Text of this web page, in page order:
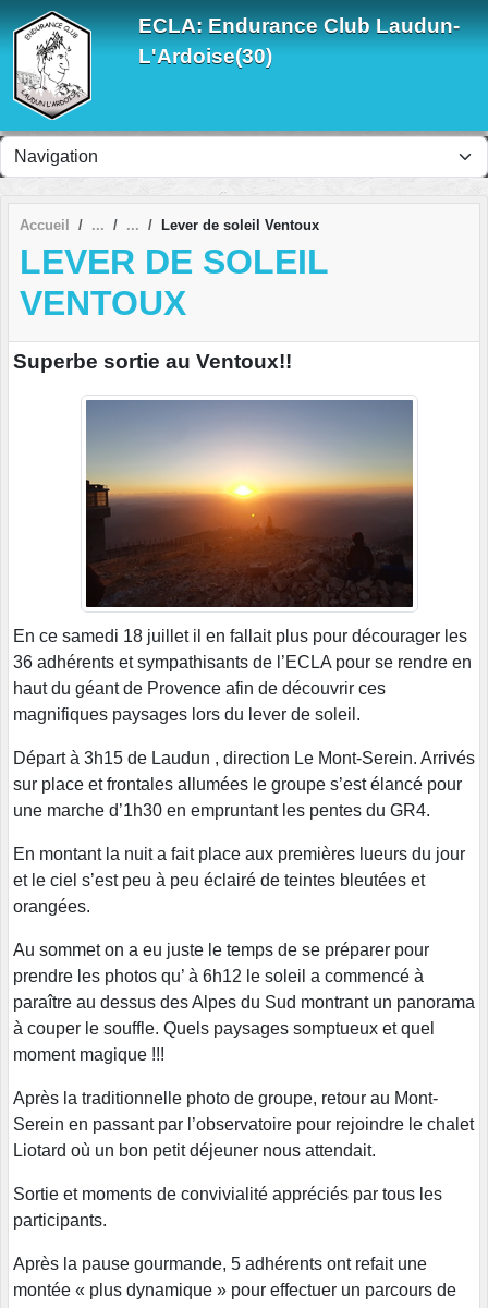
ECLA: Endurance Club Laudun-
L'Ardoise(30)
Accueil Lever de soleil Ventoux
LEVER DE SOLEIL
VENTOUX
Superbe sortie au Ventoux!!
En ce samedi 18 juillet il en fallait plus pour décourager les
36 adhérents et sympathisants de l’ECLA pour se rendre en
haut du géant de Provence afin de découvrir ces
magnifiques paysages lors du lever de soleil.
Départ à 3h15 de Laudun , direction Le Mont-Serein. Arrivés
sur place et frontales allumées le groupe s’est élancé pour
une marche d’1h30 en empruntant les pentes du GR4.
En montant la nuit a fait place aux premières lueurs du jour
et le ciel s’est peu à peu éclairé de teintes bleutées et
orangées.
Au sommet on a eu juste le temps de se préparer pour
prendre les photos qu’ à 6h12 le soleil a commencé à
paraître au dessus des Alpes du Sud montrant un panorama
à couper le souffle. Quels paysages somptueux et quel
moment magique !!!
Après la traditionnelle photo de groupe, retour au Mont-
Serein en passant par l’observatoire pour rejoindre le chalet
Liotard où un bon petit déjeuner nous attendait.
Sortie et moments de convivialité appréciés par tous les
participants.
Après la pause gourmande, 5 adhérents ont refait une
montée « plus dynamique » pour effectuer un parcours de
Panneau de gestion des cookies